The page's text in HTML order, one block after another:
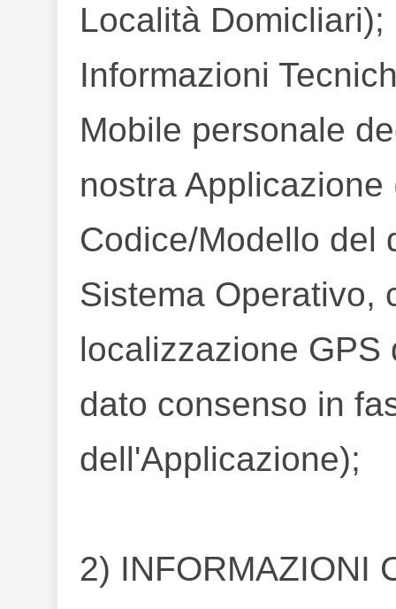
Località Domicliari);
Informazioni
Mobile personale
nostra Applicazione
Codice/Modello del
Sistema Operativo,
localizzazione
dato consenso in
dell'Applicazione);
2) INFORMAZIONI